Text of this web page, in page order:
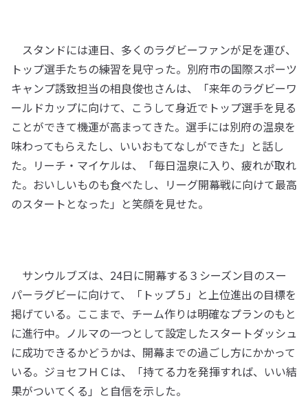
スタンドには連日、多くのラグビーファンが足を運び、
トップ選手たちの練習を見守った。別府市の国際スポーツ
キャンプ誘致担当の相良俊也さんは、「来年のラグビーワ
ールドカップに向けて、こうして身近でトップ選手を見る
ことができて機運が高まってきた。選手には別府の温泉を
味わってもらえたし、いいおもてなしができた」と話し
た。リーチ・マイケルは、「毎日温泉に入り、疲れが取れ
た。おいしいものも食べたし、リーグ開幕戦に向けて最高
のスタートとなった」と笑顔を見せた。
サンウルブズは、24日に開幕する３シーズン目のスー
パーラグビーに向けて、「トップ５」と上位進出の目標を
掲げている。ここまで、チーム作りは明確なプランのもと
に進行中。ノルマの一つとして設定したスタートダッシュ
に成功できるかどうかは、開幕までの過ごし方にかかって
いる。ジョセフＨＣは、「持てる力を発揮すれば、いい結
果がついてくる」と自信を示した。